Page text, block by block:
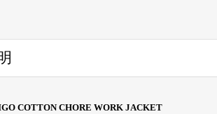
COTTON CHORE WORK JACKET